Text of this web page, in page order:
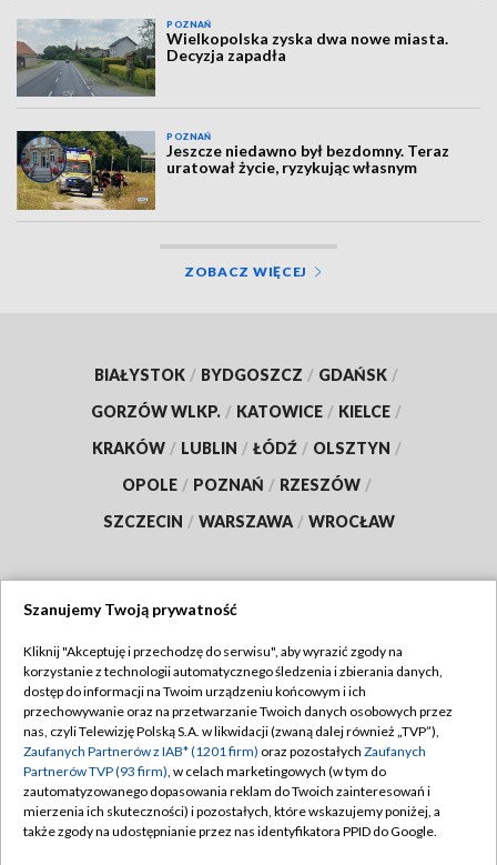
POZNAŃ
Wielkopolska zyska dwa nowe miasta.
Decyzja zapadła
POZNAŃ
Jeszcze niedawno był bezdomny. Teraz
uratował życie, ryzykując własnym
ZOBACZ WIĘCEJ
BIAŁYSTOK / BYDGOSZCZ / GDAŃSK /
GORZÓW WLKP. / KATOWICE / KIELCE /
KRAKÓW / LUBLIN / ŁÓDŹ / OLSZTYN /
OPOLE / POZNAŃ / RZESZÓW /
SZCZECIN / WARSZAWA / WROCŁAW
TVP
Abonament TVP
Emisja w TVP
Centrum informacji TVP
Naziemna Telewizja Cyfrowa
Regulamin TVP
Polityka prywatności
Moje zgody
Pomoc
Szanujemy Twoją prywatność
Kliknij "Akceptuję i przechodzę do serwisu", aby wyrazić zgody na
korzystanie z technologii automatycznego śledzenia i zbierania danych,
dostęp do informacji na Twoim urządzeniu końcowym i ich
przechowywanie oraz na przetwarzanie Twoich danych osobowych przez
nas, czyli Telewizję Polską S.A. w likwidacji (zwaną dalej również „TVP”),
Zaufanych Partnerów z IAB* (1201 firm) oraz pozostałych Zaufanych
Partnerów TVP (93 firm), w celach marketingowych (w tym do
zautomatyzowanego dopasowania reklam do Twoich zainteresowań i
mierzenia ich skuteczności) i pozostałych, które wskazujemy poniżej, a
także zgody na udostępnianie przez nas identyfikatora PPID do Google.